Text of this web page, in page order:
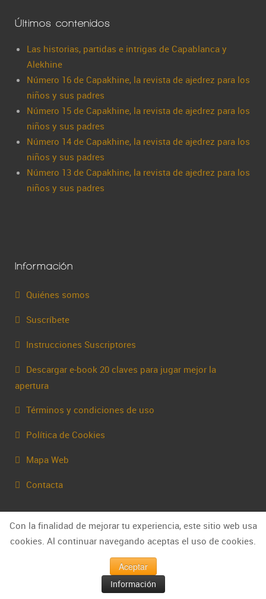
Últimos contenidos
Las historias, partidas e intrigas de Capablanca y
Alekhine
Número 16 de Capakhine, la revista de ajedrez para los
niños y sus padres
Número 15 de Capakhine, la revista de ajedrez para los
niños y sus padres
Número 14 de Capakhine, la revista de ajedrez para los
niños y sus padres
Número 13 de Capakhine, la revista de ajedrez para los
niños y sus padres
Información
Quiénes somos
Suscríbete
Instrucciones Suscriptores
Descargar e-book 20 claves para jugar mejor la
apertura
Términos y condiciones de uso
Política de Cookies
Mapa Web
Contacta
© Capakhine 2025 | capakhine@gmail.com
Con la finalidad de mejorar tu experiencia, este sitio web usa
cookies. Al continuar navegando aceptas el uso de cookies.
Aceptar
Información